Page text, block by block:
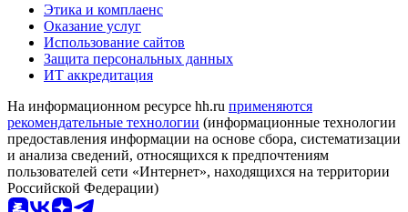
Этика и комплаенс
Оказание услуг
Использование сайтов
Защита персональных данных
ИТ аккредитация
На информационном ресурсе hh.ru применяются
рекомендательные технологии (информационные технологии
предоставления информации на основе сбора, систематизации
и анализа сведений, относящихся к предпочтениям
пользователей сети «Интернет», находящихся на территории
Российской Федерации)